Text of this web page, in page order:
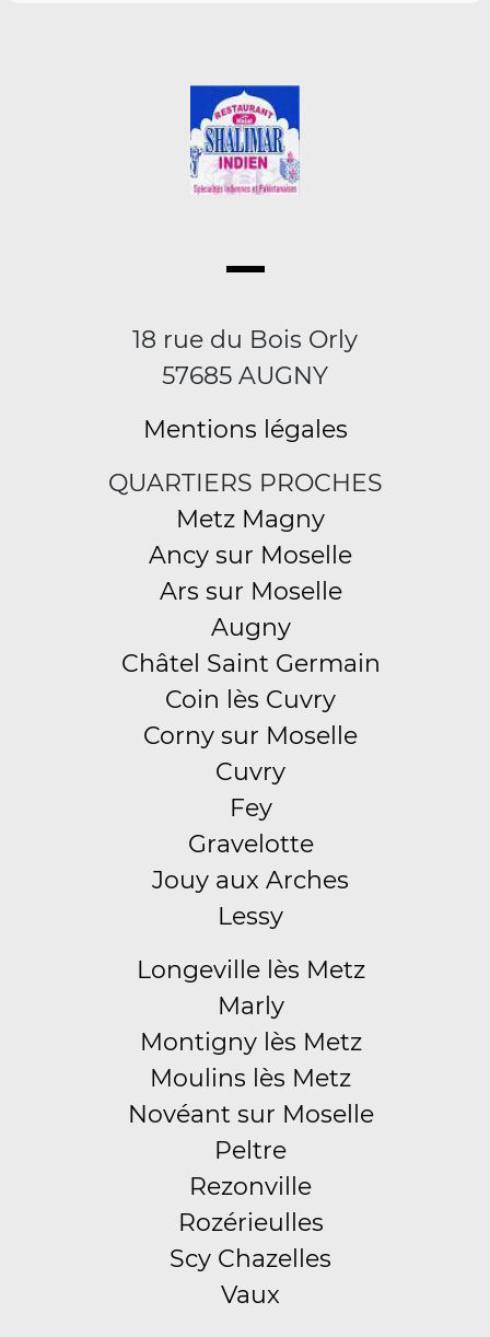
18 rue du Bois Orly
57685 AUGNY
Mentions légales
QUARTIERS PROCHES
Metz Magny
Ancy sur Moselle
Ars sur Moselle
Augny
Châtel Saint Germain
Coin lès Cuvry
Corny sur Moselle
Cuvry
Fey
Gravelotte
Jouy aux Arches
Lessy
Longeville lès Metz
Marly
Montigny lès Metz
Moulins lès Metz
Novéant sur Moselle
Peltre
Rezonville
Rozérieulles
Scy Chazelles
Vaux